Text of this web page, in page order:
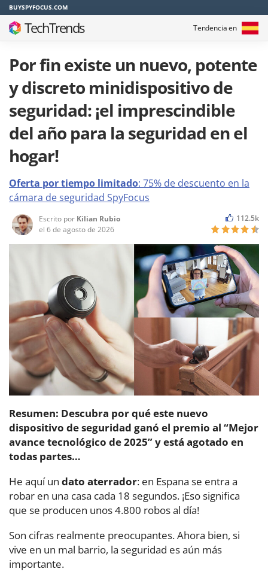
BUYSPYFOCUS.COM
TechTrends Tendencia en
Por fin existe un nuevo, potente
y discreto minidispositivo de
seguridad: ¡el imprescindible
del año para la seguridad en el
hogar!
Oferta por tiempo limitado: 75% de descuento en la
cámara de seguridad SpyFocus
Escrito por Kilian Rubio
el 6 de agosto de 2026
112.5k
Resumen: Descubra por qué este nuevo
dispositivo de seguridad ganó el premio al “Mejor
avance tecnológico de 2025” y está agotado en
todas partes…
He aquí un dato aterrador: en Espana se entra a
robar en una casa cada 18 segundos. ¡Eso significa
que se producen unos 4.800 robos al día!
Son cifras realmente preocupantes. Ahora bien, si
vive en un mal barrio, la seguridad es aún más
importante.